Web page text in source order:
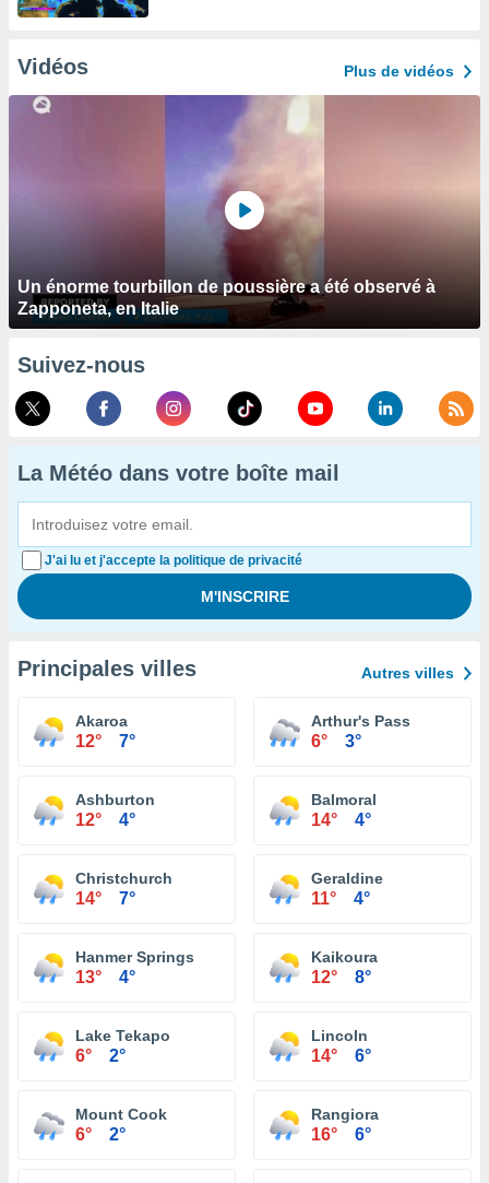
Vidéos Plus de vidéos
Un énorme tourbillon de poussière a été observé à
Zapponeta, en Italie
Suivez-nous
La Météo dans votre boîte mail
J'ai lu et j'accepte la politique de privacité
Principales villes Autres villes
Akaroa
12° 7°
Arthur's Pass
6° 3°
Ashburton
12° 4°
Balmoral
14° 4°
Christchurch
14° 7°
Geraldine
11° 4°
Hanmer Springs
13° 4°
Kaikoura
12° 8°
Lake Tekapo
6° 2°
Lincoln
14° 6°
Mount Cook
6° 2°
Rangiora
16° 6°